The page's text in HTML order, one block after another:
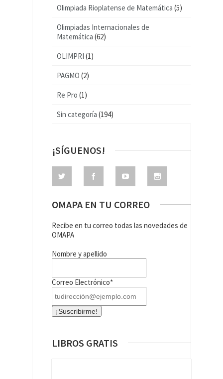
Olimpiada Rioplatense de Matemática (5)
Olimpiadas Internacionales de
Matemática (62)
OLIMPRI (1)
PAGMO (2)
Re Pro (1)
Sin categoría (194)
¡SÍGUENOS!
OMAPA EN TU CORREO
Recibe en tu correo todas las novedades de
OMAPA
Nombre y apellido
Correo Electrónico*
LIBROS GRATIS